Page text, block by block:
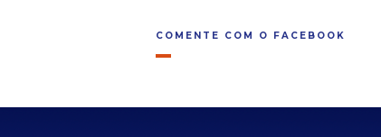
COMENTE COM O FACEBOOK